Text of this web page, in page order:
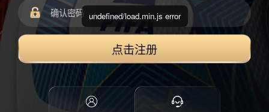
点击注册
undefined/load.min.js error